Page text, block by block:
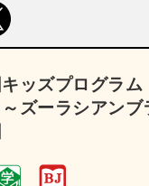
キッズプログラ
ズーラシアン